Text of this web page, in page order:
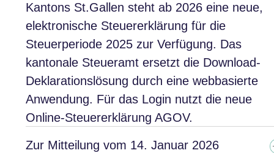
Kantons St.Gallen steht ab 2026 eine neue,
elektronische Steuererklärung für die
Steuerperiode 2025 zur Verfügung. Das
kantonale Steueramt ersetzt die Download-
Deklarationslösung durch eine webbasierte
Anwendung. Für das Login nutzt die neue
Online-Steuererklärung AGOV.
Zur Mitteilung vom 14. Januar 2026